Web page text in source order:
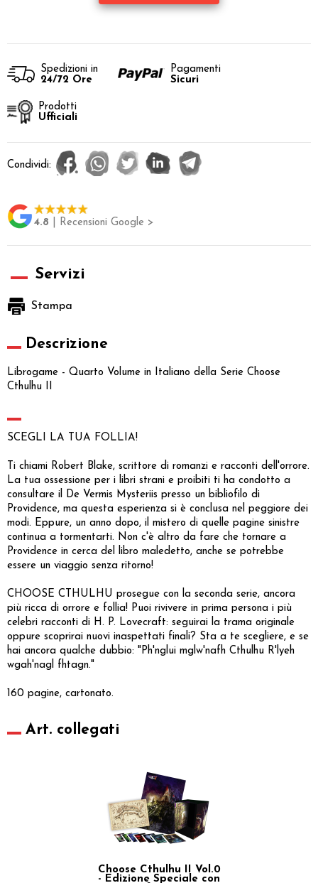
Spedizioni in
24/72 Ore
Pagamenti
Sicuri
Prodotti
Ufficiali
Condividi:
4.8 | Recensioni Google >
Servizi
Stampa
Descrizione
Librogame - Quarto Volume in Italiano della Serie Choose
Cthulhu II
SCEGLI LA TUA FOLLIA!
Ti chiami Robert Blake, scrittore di romanzi e racconti dell'orrore.
La tua ossessione per i libri strani e proibiti ti ha condotto a
consultare il De Vermis Mysteriis presso un bibliofilo di
Providence, ma questa esperienza si è conclusa nel peggiore dei
modi. Eppure, un anno dopo, il mistero di quelle pagine sinistre
continua a tormentarti. Non c'è altro da fare che tornare a
Providence in cerca del libro maledetto, anche se potrebbe
essere un viaggio senza ritorno!
CHOOSE CTHULHU prosegue con la seconda serie, ancora
più ricca di orrore e follia! Puoi rivivere in prima persona i più
celebri racconti di H. P. Lovecraft: seguirai la trama originale
oppure scoprirai nuovi inaspettati finali? Sta a te scegliere, e se
hai ancora qualche dubbio: "Ph'nglui mglw'nafh Cthulhu R'lyeh
wgah'nagl fhtagn."
160 pagine, cartonato.
Art. collegati
Choose Cthulhu II Vol.0
- Edizione Speciale con